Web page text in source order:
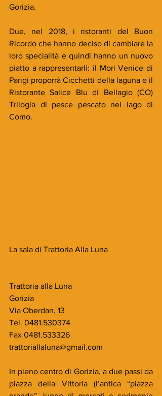
Gorizia.
Due, nel 2018, i ristoranti del Buon
Ricordo che hanno deciso di cambiare la
loro specialità e quindi hanno un nuovo
piatto a rappresentarli: il Mori Venice di
Parigi proporrà Cicchetti della laguna e il
Ristorante Salice Blu di Bellagio (CO)
Trilogia di pesce pescato nel lago di
Como.
La sala di Trattoria Alla Luna
Trattoria alla Luna
Via Oberdan, 13
Tel. 0481.530374
Fax 0481.533326
trattoriallaluna@gmail.com
In pieno centro di Gorizia, a due passi da
piazza della Vittoria (l’antica “piazza